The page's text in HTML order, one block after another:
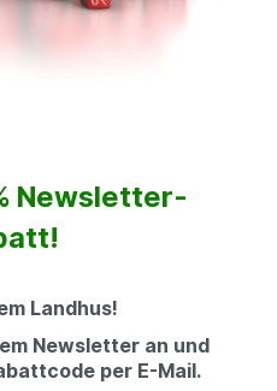
Newsletter-
Landhus!
Newsletter an und
per E-Mail.